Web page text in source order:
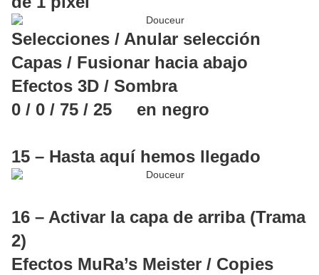
Selecciones / Anular selección
Capas / Fusionar hacia abajo
Efectos 3D / Sombra
0 / 0 / 75 / 25 en negro
15 – Hasta aquí hemos llegado
16 – Activar la capa de arriba (Trama
2)
Efectos MuRa’s Meister / Copies